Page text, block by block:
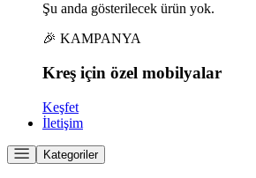
Şu anda gösterilecek ürün yok.
🎉 KAMPANYA
Kreş için özel mobilyalar
Keşfet
İletişim
Kategoriler